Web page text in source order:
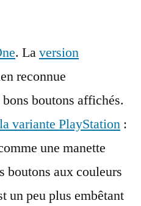
. Laversion
reconnue
boutons affichés.
variante PlayStation :
une manette
boutons aux couleurs
un peu plus embêtant